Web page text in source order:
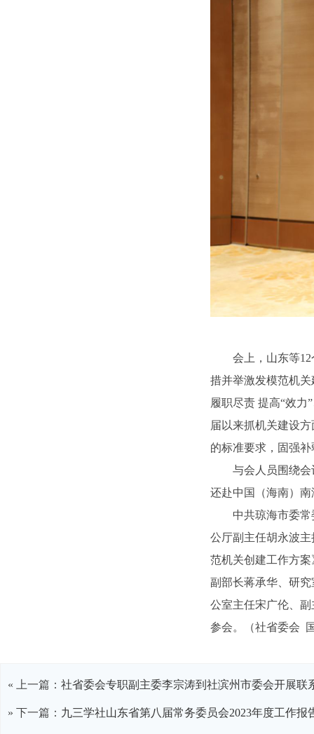
会上，山东等
措并举激发模范机
履职尽责 提高“效力
届以来抓机关建设
的标准要求，固强
与会人员围绕
还赴中国（海南）
中共琼海市委
公厅副主任胡永波
范机关创建工作方
副部长蒋承华、研
公室主任宋广伦、
参会。（社省委会
« 上一篇： 社省委会专职副主委李宗涛到社滨州市委会开展联
» 下一篇： 九三学社山东省第八届常务委员会2023年度工作报